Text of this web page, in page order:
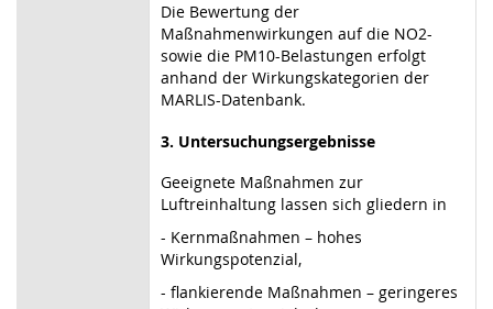
Die Bewertung der
Maßnahmenwirkungen auf die NO2-
sowie die PM10-Belastungen erfolgt
anhand der Wirkungskategorien der
MARLIS-Datenbank.
3. Untersuchungsergebnisse
Geeignete Maßnahmen zur
Luftreinhaltung lassen sich gliedern in
- Kernmaßnahmen – hohes
Wirkungspotenzial,
- flankierende Maßnahmen – geringeres